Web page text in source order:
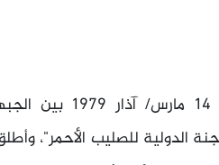
تمت في قبرص